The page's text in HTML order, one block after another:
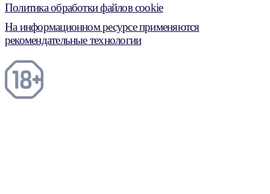
Политика обработки файлов cookie
На информационном ресурсе применяются
рекомендательные технологии